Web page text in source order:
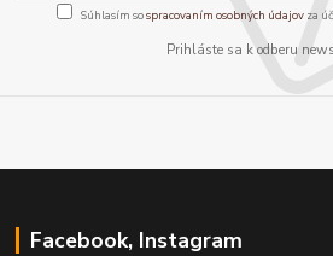
Súhlasím sospracovaním osobných údajov za
Prihláste sa k odberu
Facebook, Instagram